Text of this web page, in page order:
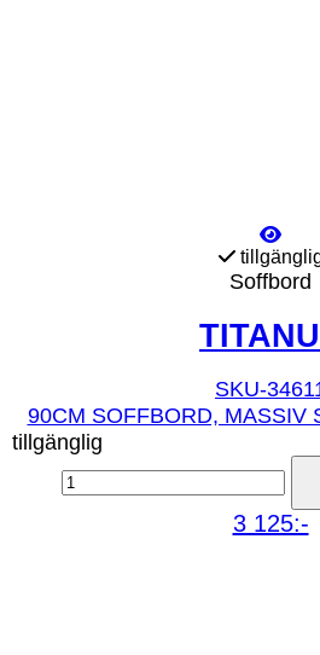
Soffbord
SKU-
90CM SOFFBORD, MASSIV
tillgänglig
3 125:-